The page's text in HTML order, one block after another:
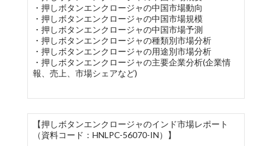
・押しボタンエンクロージャの中国市場動向
・押しボタンエンクロージャの中国市場規模
・押しボタンエンクロージャの中国市場予測
・押しボタンエンクロージャの種類別市場分析
・押しボタンエンクロージャの用途別市場分析
・押しボタンエンクロージャの主要企業分析(企業情
報、売上、市場シェアなど)
【押しボタンエンクロージャのインド市場レポート
（資料コード：HNLPC-56070-IN）】